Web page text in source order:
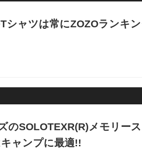
シャツは常にZOZOランキ
のSOLOTEXR(R)メモリー
ャンプに最適!!